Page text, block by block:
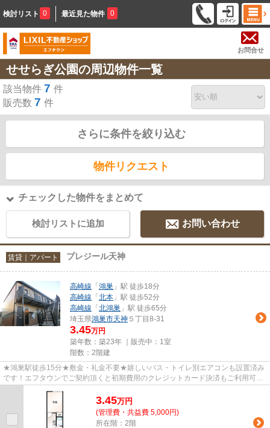
検討リスト 0 最近見た物件 0
お問合せ
せせらぎ公園の周辺物件一覧
該当物件 7 件
販売数 7 件
さらに条件を絞り込む
物件リクエスト
チェックした物件をまとめて
検討リストに追加 お問い合わせ
賃貸｜アパート プレジール天神
高崎線 「 鴻巣 」駅 徒歩18分
高崎線 「 北本 」駅 徒歩52分
高崎線 「 北鴻巣 」駅 徒歩65分
埼玉県鴻巣市天神 ５丁目8-31
3.45万円
築年数：築23年 ｜販売中： 1室
階数：2階建
★鴻巣駅徒歩15分★敷金・礼金不要★嬉しいバス・トイレ別エアコンも設置済み
です！エフタウンでご契約頂くと初期費用のクレジットカード決済もご利用可能
3.45万円
(管理費・共益費 5,000円)
所在階：2階